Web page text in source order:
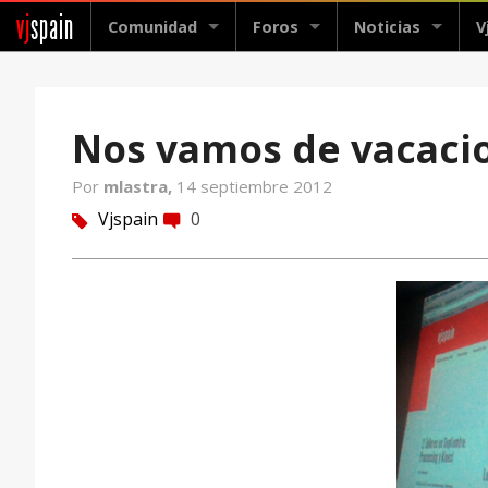
vjspain Comunidad Foros Noticias
Nos vamos de
Por mlastra, 14 septiembre 2012
tag Vjspain comment 0